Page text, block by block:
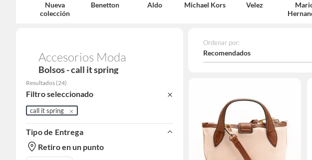
Nueva
colección
Benetton Aldo Michael Kors Velez
Accesorios Moda
Bolsos - call it spring
Resultados (24)
Filtro seleccionado
call it spring
Tipo de Entrega
Retiro en un punto
Ordenar por:
Recomendados